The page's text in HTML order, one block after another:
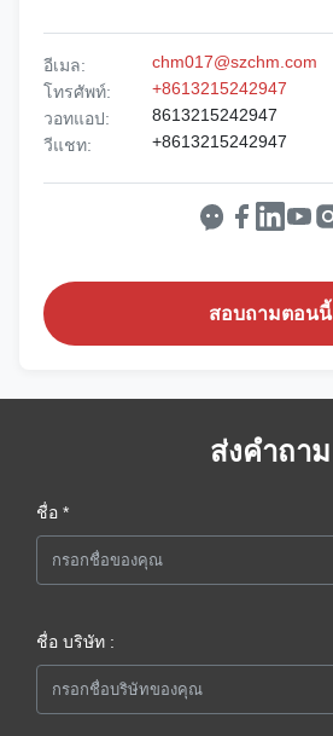
อีเมล:
chm017@szchm.com
โทรศัพท์:
+8613215242947
วอทแอป:
8613215242947
วีแชท:
+8613215242947
สอบถามตอนนี้
ส่งคำถาม
ชื่อ *
ชื่อ บริษัท :